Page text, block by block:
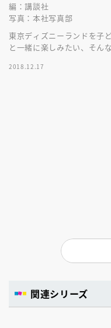
編：講談社
写真：本社写真部
東京ディズニーランドを子
と一緒に楽しみたい、そん
新版。ディズニーキャラクタ
2018.12.17
関連シリーズ